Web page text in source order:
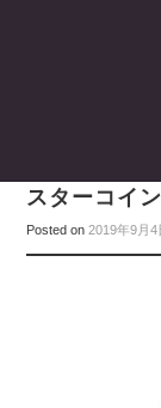
スターコイ
Posted on2019年9月4